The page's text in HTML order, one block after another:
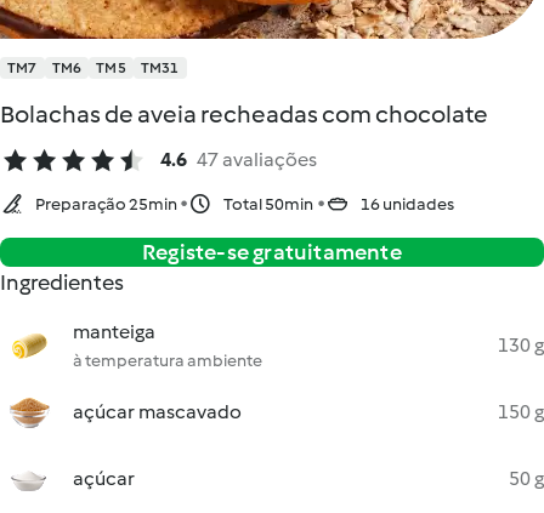
TM7 TM6 TM5 TM31
Bolachas de aveia recheadas com chocolate
4.6 47 avaliações
Preparação 25min Total 50min 16 unidades
Registe-se gratuitamente
Ingredientes
manteiga
à temperatura ambiente
130 g
açúcar mascavado 150 g
açúcar 50 g